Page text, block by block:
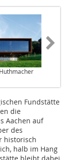
Fundstätte
die
Aachen auf
des
historisch
halb im Hang